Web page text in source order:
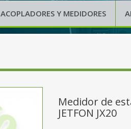
ACOPLADORES Y MEDIDORES
Medidor de
JETFON JX20